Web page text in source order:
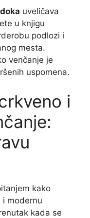
uveličava
u knjigu
podlozi i
mesta.
venčanje je
uspomena.
i
kako
modernu
kada se